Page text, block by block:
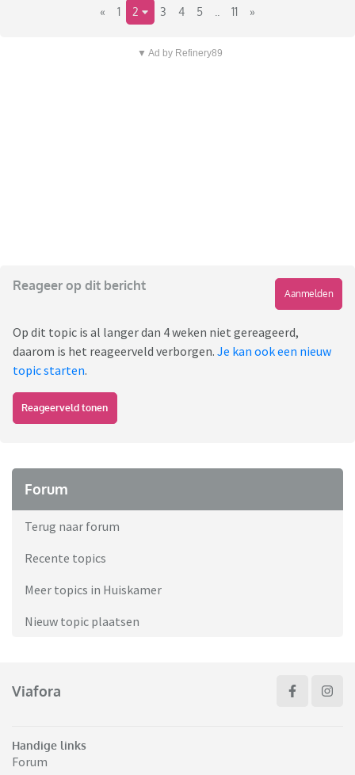
« 1 2 3 4 5 11 »
▼ Ad by Refinery89
Reageer op dit bericht
Aanmelden
Op dit topic is al langer dan 4 weken niet gereageerd,
daarom is het reageerveld verborgen. Je kan ook een nieuw
topic starten.
Reageerveld tonen
Forum
Terug naar forum
Recente topics
Meer topics in Huiskamer
Nieuw topic plaatsen
Viafora
Handige links
Forum